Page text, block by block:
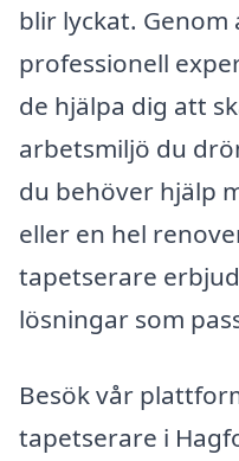
blir lyckat.
professionell
de hjälpa dig att
arbetsmiljö du
du behöver hjälp
eller en hel
tapetserare
lösningar som
Besök vår
tapetserare i